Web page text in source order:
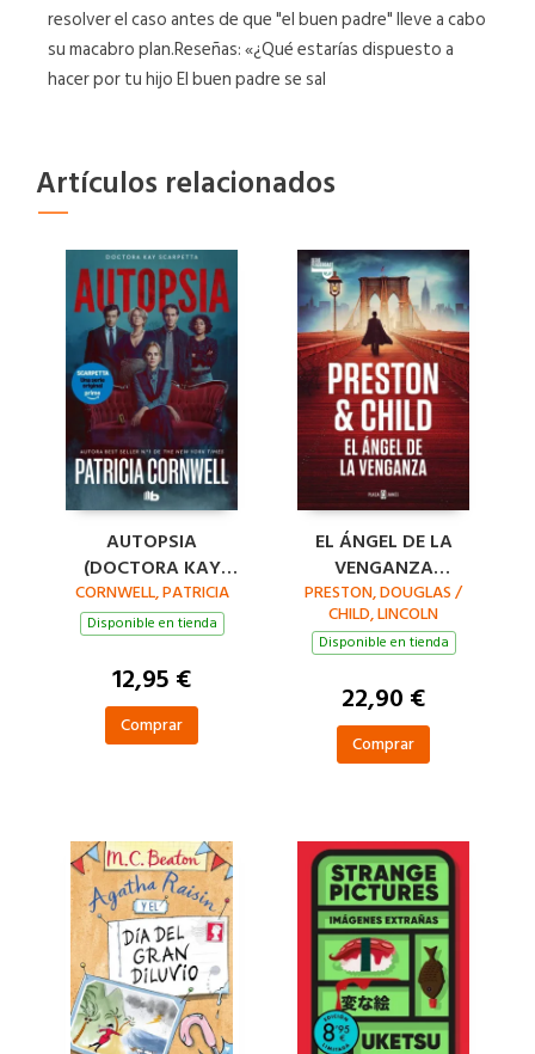
resolver el caso antes de que "el buen padre" lleve a cabo
su macabro plan.Reseñas: «¿Qué estarías dispuesto a
hacer por tu hijo El buen padre se sal
Artículos relacionados
AUTOPSIA
(DOCTORA KAY
SCARPETTA 25)
CORNWELL, PATRICIA
Disponible en tienda
12,95 €
Comprar
EL ÁNGEL DE LA
VENGANZA
(INSPECTOR
PENDERGAST 22)
PRESTON, DOUGLAS /
CHILD, LINCOLN
Disponible en tienda
22,90 €
Comprar